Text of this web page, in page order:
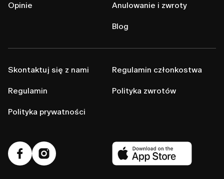
Opinie Anulowanie i zwroty
Blog
Skontaktuj się z nami
Regulamin
Polityka prywatności
Regulamin członkostwa
Polityka zwrotów